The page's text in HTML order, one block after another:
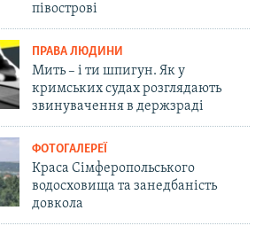
півострові
ПРАВА ЛЮДИНИ
Мить – і ти шпигун. Як у
кримських судах розглядають
звинувачення в держзраді
ФОТОГАЛЕРЕЇ
Краса Сімферопольського
водосховища та занедбаність
довкола